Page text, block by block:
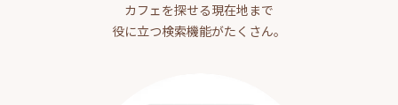
カフェを探せる現在地まで
役に立つ検索機能がたくさん。